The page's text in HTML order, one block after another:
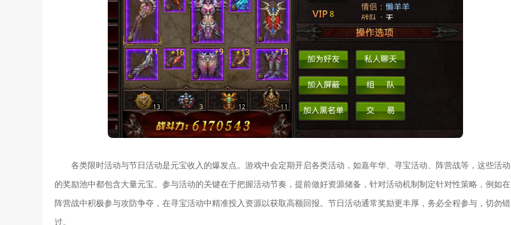
各类限时活动与节日活动是元宝收入的爆发点。游戏中会定期开启各类活动，如嘉年华、寻宝活动、阵营战等，这些活动
的奖励池中都包含大量元宝。参与活动的关键在于把握活动节奏，提前做好资源储备，针对活动机制制定针对性策略，例如在
阵营战中积极参与攻防争夺，在寻宝活动中精准投入资源以获取高额回报。节日活动通常奖励更丰厚，务必全程参与，切勿错
过。